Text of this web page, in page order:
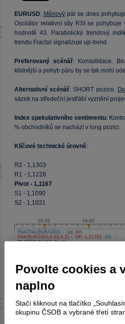
EURUSD: Měnovýpár se dnes
Oscilátor relativní síly RSI se
hodnotě 43. Parabolický trendový
trendu Fractal signalizuje up-trend.
Preferovaný scénář: Konsolidace.
klidnější a pohyb páru by se tak mohl
Alternativní scénář: SHORT pozice.
sázek na středeční jestřábí vyznění
Index spekulativního sentimentu:
% obchodníků se nachází v long pozici.
Klíčové technické úrovně:
R2 - 1,1303
R1 - 1,1228
Pivot - 1,1167
S1 - 1,1090
S2 - 1,1031
Povolte cookies a
naplno
Stačí kliknout na tlačítko
skupinu ČSOB a vybrané třetí